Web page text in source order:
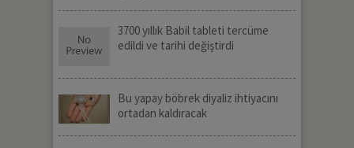
3700 yıllık Babil tableti tercüme
edildi ve tarihi değiştirdi
Bu yapay böbrek diyaliz ihtiyacını
ortadan kaldıracak